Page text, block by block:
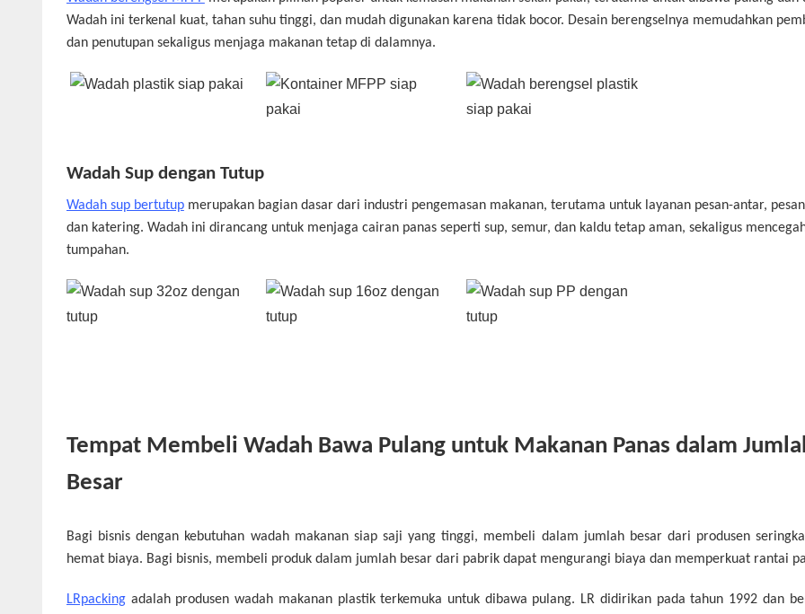
Wadah ini terkenal kuat, tahan suhu tinggi, dan mudah digunakan karena tidak bocor. Desain berengselnya memudahkan
dan penutupan sekaligus menjaga makanan tetap di dalamnya.
Wadah Sup dengan Tutup
Wadah sup bertutupmerupakan bagian dasar dari industri pengemasan makanan, terutama untuk layanan pesan-antar,
dan katering. Wadah ini dirancang untuk menjaga cairan panas seperti sup, semur, dan kaldu tetap aman, sekaligus
tumpahan.
Tempat Membeli Wadah Bawa Pulang untuk Makanan Panas dalam
Besar
Bagi bisnis dengan kebutuhan wadah makanan siap saji yang tinggi, membeli dalam jumlah besar dari produsen
hemat biaya. Bagi bisnis, membeli produk dalam jumlah besar dari pabrik dapat mengurangi biaya dan memperkuat rantai
LRpackingadalah produsen wadah makanan plastik terkemuka untuk dibawa pulang. LR didirikan pada tahun 1992 dan